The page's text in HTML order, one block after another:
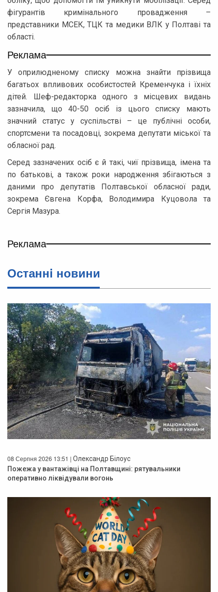
фігурантів кримінального провадження –
представники МСЕК, ТЦК та медики ВЛК у Полтаві та
області.
Реклама
У оприлюдненому списку можна знайти прізвища
багатьох впливових особистостей Кременчука і їхніх
дітей. Шеф-редакторка одного з місцевих видань
зазначила, що 40-50 осіб із цього списку мають
значний статус у суспільстві – це публічні особи,
спортсмени та посадовці, зокрема депутати міської та
обласної рад.
Серед зазначених осіб є й такі, чиї прізвища, імена та
по батькові, а також роки народження збігаються з
даними про депутатів Полтавської обласної ради,
зокрема Євгена Корфа, Володимира Куцовола та
Сергія Мазура.
Реклама
Останнi новини
08 Серпня 2026 13:51 | Олександр Білоус
Пожежа у вантажівці на Полтавщині: рятувальники
оперативно ліквідували вогонь